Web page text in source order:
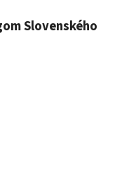
Slovenského